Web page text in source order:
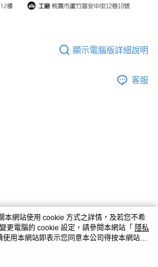
顯示電腦版詳細說明
客服
本網站使用 cookie 方式之詳情，及若您不希
更電腦的 cookie 設定，請參閱本網站「 隱私
使用本網站即表示您同意本公司得按本網站使